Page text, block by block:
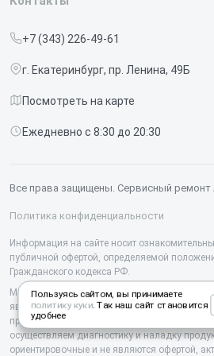
Срочный ремонт
Доставка и способы оплаты
Диагностика
Контакты
Studio Display
Vision Pro
+7 (343) 226-49-61
г. Екатеринбург, пр. Ленина, 49Б
Посмотреть на карте
Ежедневно с 8:30 до 20:30
Все права защищены. Сервисный ремонт
Политика конфиденциальности
Информация на сайте носит
публичной офертой, определяемой
Гражданского кодекса РФ.
Мы специализируемся на обслуживании и
являемся их официальным представителем.
профессиональные услуги после истечения
осуществляем диагностику и наладку
ориентировочные и не являются офертой,
Пользуясь сайтом, вы принимаете
политику куки. Так наш сайт становится
удобнее